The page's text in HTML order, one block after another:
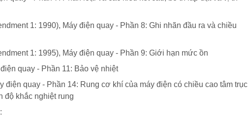
1: 1990), Máy điện quay - Phần 8: Ghi nhãn đầu ra và chiều
1: 1995), Máy điện quay - Phần 9: Giới hạn mức ồn
quay - Phần 11: Bảo vệ nhiệt
điện quay - Phần 14: Rung cơ khí của máy điện có chiều cao tâm trục
độ khắc nghiệt rung